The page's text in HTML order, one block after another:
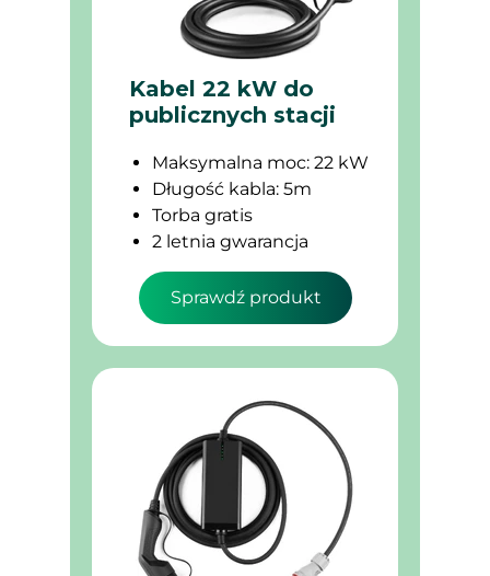
Sprawdź produkt
Kabel 22 kW do
publicznych stacji
Maksymalna moc: 22 kW
Długość kabla: 5m
Torba gratis
2 letnia gwarancja